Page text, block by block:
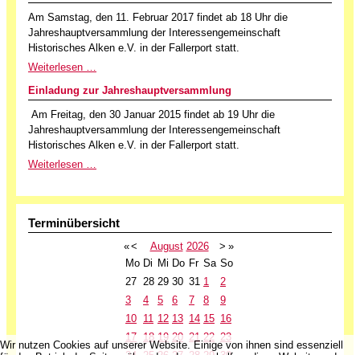
Am Samstag, den 11. Februar 2017 findet ab 18 Uhr die
Jahreshauptversammlung der Interessengemeinschaft
Historisches Alken e.V. in der Fallerport statt.
Weiterlesen …
Einladung zur Jahreshauptversammlung
Am Freitag, den 30 Januar 2015 findet ab 19 Uhr die
Jahreshauptversammlung der Interessengemeinschaft
Historisches Alken e.V. in der Fallerport statt.
Weiterlesen …
Terminübersicht
«< August 2026 > »
Mo Di Mi Do Fr Sa So
27 28 29 30 31 1
2
3
4 5 6 7 8
9
10 11 12 13 14 15 16
17 18 19 20 21 22 23
Wir nutzen Cookies auf unserer Website. Einige von ihnen sind essenziell